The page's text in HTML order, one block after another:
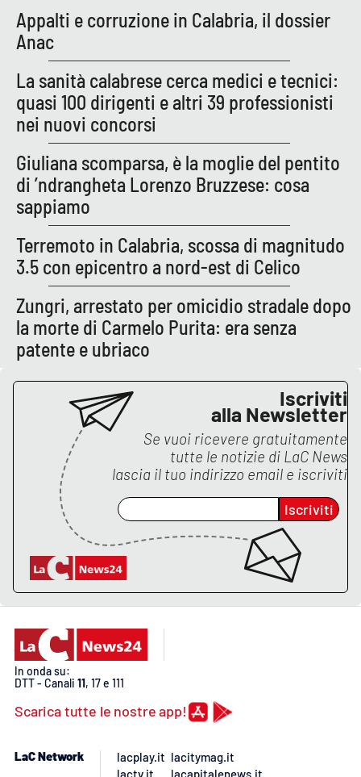
Good Morning Vietnam
Parchi Marini Calabria
Leggendo Alvaro insieme
Imprese Di Calabria
Le perfidie di Antonella Grippo
Venti di comunicazione
STREAMING
LaC TV
LaC OnAir
EDIZIONI
LOCALI
Catanzaro
Crotone
Vibo Valentia
Reggio Calabria
Cosenza
Lamezia Terme
Appalti e corruzione in Calabria, il dossier
Anac
La sanità calabrese cerca medici e tecnici:
quasi 100 dirigenti e altri 39 professionisti
nei nuovi concorsi
Giuliana scomparsa, è la moglie del pentito
di ’ndrangheta Lorenzo Bruzzese: cosa
sappiamo
Terremoto in Calabria, scossa di magnitudo
3.5 con epicentro a nord-est di Celico
Zungri, arrestato per omicidio stradale dopo
la morte di Carmelo Purita: era senza
patente e ubriaco
Iscriviti
alla Newsletter
Se vuoi ricevere gratuitamente
tutte le notizie di LaC News
lascia il tuo indirizzo email e iscriviti
Iscriviti
In onda su:
DTT - Canali 11, 17 e 111
Scarica tutte le nostre app!
LaC Network
lacplay.it
lactv.it
lacitymag.it
lacapitalenews.it